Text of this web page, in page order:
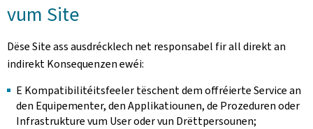
vum Site
Dëse Site ass ausdrécklech net responsabel fir all direkt an
indirekt Konsequenzen ewéi:
E Kompatibilitéitsfeeler tëschent dem offréierte Service an
den Equipementer, den Applikatiounen, de Prozeduren oder
Infrastrukture vum User oder vun Drëttpersounen;